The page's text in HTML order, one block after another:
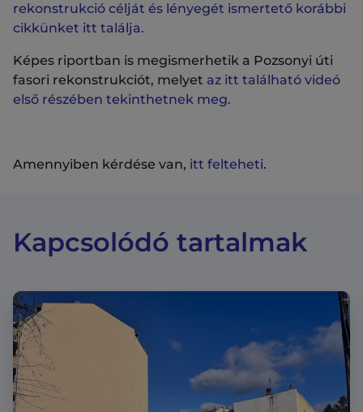
rekonstrukció célját és lényegét ismertető korábbi
cikkünket itt találja.
Képes riportban is megismerhetik a Pozsonyi úti
fasori rekonstrukciót, melyet az itt található videó
első részében tekinthetnek meg.
Amennyiben kérdése van, itt felteheti.
Kapcsolódó tartalmak